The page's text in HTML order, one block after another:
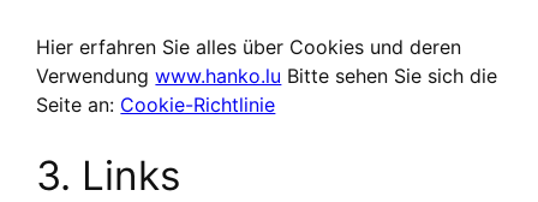
Hier erfahren Sie alles über Cookies und deren
Verwendungwww.hanko.lu Bitte sehen Sie sich die
Seite an: Cookie-Richtlinie
3. Links